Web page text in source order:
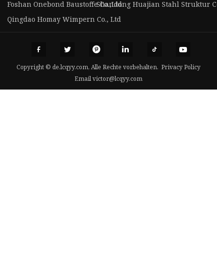
Foshan Onebond Baustoffe Co.,LtdShandong Huajian Stahl Struktur
Qingdao Homay Wimpern Co., Ltd
Copyright © de.lcqyy.com, Alle Rechte vorbehalten. Privacy Policy
Emailvictor@lcqyy.com